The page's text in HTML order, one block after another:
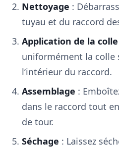
Nettoyage :
tuyau et du raccord
Application de la colle
uniformément la colle
l’intérieur du raccord.
Assemblage :
dans le raccord tout
de tour.
Séchage : Laissez